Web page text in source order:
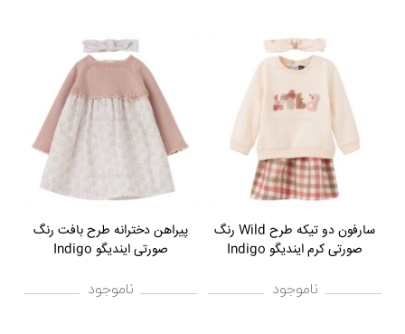
سارفون دو تیکه طرح Wild رنگ
صورتی کرم ایندیگو Indigo
ناموجود
پیراهن دخترانه طرح بافت رنگ
صورتی ایندیگو Indigo
ناموجود